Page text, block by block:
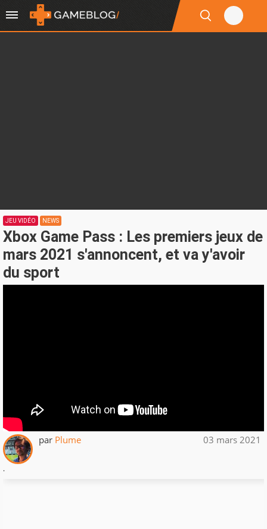
JEU VIDÉO NEWS
Xbox Game Pass : Les premiers jeux de
mars 2021 s'annoncent, et va y'avoir
du sport
par Plume 03 mars 2021
.